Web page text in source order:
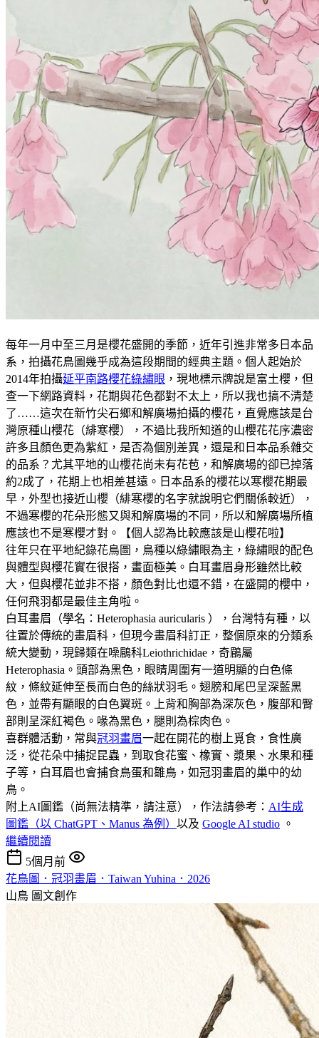
每年一月中至三月是櫻花盛開的季節，近年引進非常多日本品
系，拍攝花鳥圖幾乎成為這段期間的經典主題。個人起始於
2014年拍攝延平南路櫻花綠繡眼 ，現地標示牌說是富土櫻，但
查一下網路資料，花期與花色都對不太上，所以我也搞不清楚
了……這次在新竹尖石鄉和解廣場拍攝的櫻花，直覺應該是台
灣原種山櫻花（緋寒櫻），不過比我所知道的山櫻花花序濃密
許多且顏色更為紫紅，是否為個別差異，還是和日本品系雜交
的品系？尤其平地的山櫻花尚未有花苞，和解廣場的卻已掉落
約2成了，花期上也相差甚遠。日本品系的櫻花以寒櫻花期最
早，外型也接近山櫻（緋寒櫻的名字就說明它們關係較近），
不過寒櫻的花朵形態又與和解廣場的不同，所以和解廣場所植
應該也不是寒櫻才對。【個人認為比較應該是山櫻花啦】
往年只在平地紀錄花鳥圖，鳥種以綠繡眼為主，綠繡眼的配色
與體型與櫻花實在很搭，畫面極美。白耳畫眉身形雖然比較
大，但與櫻花並非不搭，顏色對比也還不錯，在盛開的櫻中，
任何飛羽都是最佳主角啦。
白耳畫眉（學名：Heterophasia auricularis ），台灣特有種，以
往置於傳統的畫眉科，但現今畫眉科訂正，整個原來的分類系
統大變動，現歸類在噪鶥科Leiothrichidae，奇鶥屬
Heterophasia。頭部為黑色，眼睛周圍有一道明顯的白色條
紋，條紋延伸至長而白色的絲狀羽毛。翅膀和尾巴呈深藍黑
色，並帶有顯眼的白色翼斑。上背和胸部為深灰色，腹部和臀
部則呈深紅褐色。喙為黑色，腿則為棕肉色。
喜群體活動，常與冠羽畫眉一起在開花的樹上覓食，食性廣
泛，從花朵中捕捉昆蟲，到取食花蜜、橡實、漿果、水果和種
子等，白耳眉也會捕食鳥蛋和雛鳥，如冠羽畫眉的巢中的幼
鳥。
附上AI圖鑑（尚無法精準，請注意），作法請參考： AI生成
圖鑑（以 ChatGPT、Manus 為例） 以及 Google AI studio 。
繼續閱讀
5個月前
花鳥圖．冠羽畫眉．Taiwan Yuhina．2026
山鳥 圖文創作